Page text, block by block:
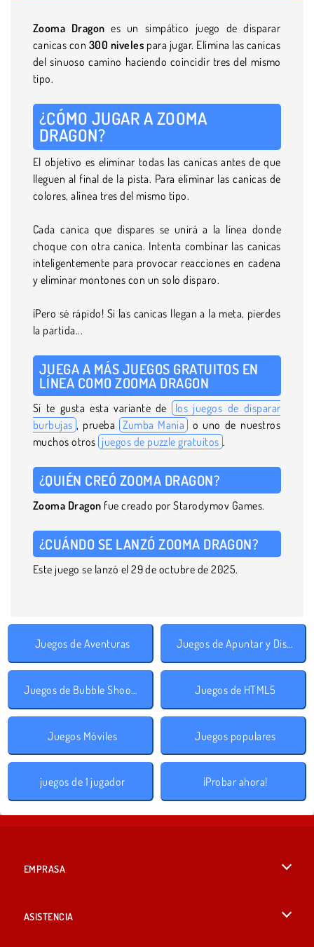
Zooma Dragon es un simpático juego de disparar
canicas con 300 niveles para jugar. Elimina las canicas
del sinuoso camino haciendo coincidir tres del mismo
tipo.
¿CÓMO JUGAR A ZOOMA
DRAGON?
El objetivo es eliminar todas las canicas antes de que
lleguen al final de la pista. Para eliminar las canicas de
colores, alinea tres del mismo tipo.
Cada canica que dispares se unirá a la línea donde
choque con otra canica. Intenta combinar las canicas
inteligentemente para provocar reacciones en cadena
y eliminar montones con un solo disparo.
¡Pero sé rápido! Si las canicas llegan a la meta, pierdes
la partida...
JUEGA A MÁS JUEGOS GRATUITOS EN
LÍNEA COMO ZOOMA DRAGON
Si te gusta esta variante de
los juegos de disparar
burbujas , prueba Zumba Mania
o uno de nuestros
muchos otros juegos de puzzle gratuitos .
¿QUIÉN CREÓ ZOOMA DRAGON?
Zooma Dragon fue creado por Starodymov Games.
¿CUÁNDO SE LANZÓ ZOOMA DRAGON?
Este juego se lanzó el 29 de octubre de 2025.
Juegos de Aventuras Juegos de Apuntar y Disparar
Juegos de Bubble Shooter Juegos de HTML5
Juegos Móviles Juegos populares
juegos de 1 jugador ¡Probar ahora!
EMPRASA
ASISTENCIA